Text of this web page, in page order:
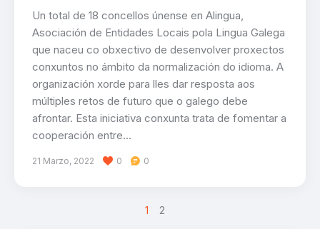
Un total de 18 concellos únense en Alingua,
Asociación de Entidades Locais pola Lingua Galega
que naceu co obxectivo de desenvolver proxectos
conxuntos no ámbito da normalización do idioma. A
organización xorde para lles dar resposta aos
múltiples retos de futuro que o galego debe
afrontar. Esta iniciativa conxunta trata de fomentar a
cooperación entre…
21 Marzo, 2022 0 0
1 2